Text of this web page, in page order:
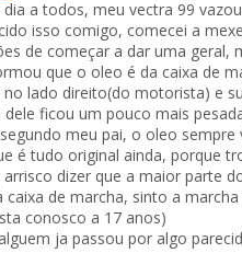
a todos, meu vectra 99
isso comigo, comecei a
de começar a dar uma geral,
que o oleo é da caixa de
no lado direito(do motorista) e
dele ficou um pouco mais
meu pai, o oleo
é tudo original ainda, porque
dizer que a maior parte
caixa de marcha, sinto a
conosco a 17 anos)
ja passou por algo